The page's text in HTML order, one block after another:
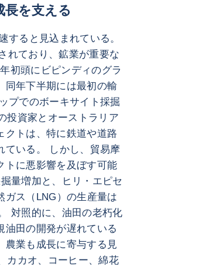
を支える
すると見込まれている。
れており、鉱業が重要な
初頭にビピンディのグラ
同年下半期には最初の輸
プでのボーキサイト採掘
投資家とオーストラリア
クトは、特に鉄道や道路
ている。 しかし、貿易摩
トに悪影響を及ぼす可能
量増加と、ヒリ・エピセ
ガス（LNG）の生産量は
対照的に、油田の老朽化
油田の開発が遅れている
農業も成長に寄与する見
カカオ、コーヒー、綿花